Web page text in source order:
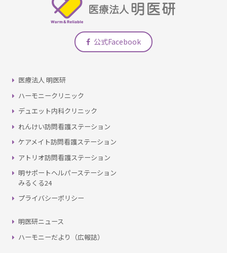
公式Facebook
医療法人 明医研
ハーモニークリニック
デュエット内科クリニック
れんけい訪問看護ステーション
ケアメイト訪問看護ステーション
アトリオ訪問看護ステーション
明サポートヘルパーステーション
みるくる24
プライバシーポリシー
明医研ニュース
ハーモニーだより（広報誌）